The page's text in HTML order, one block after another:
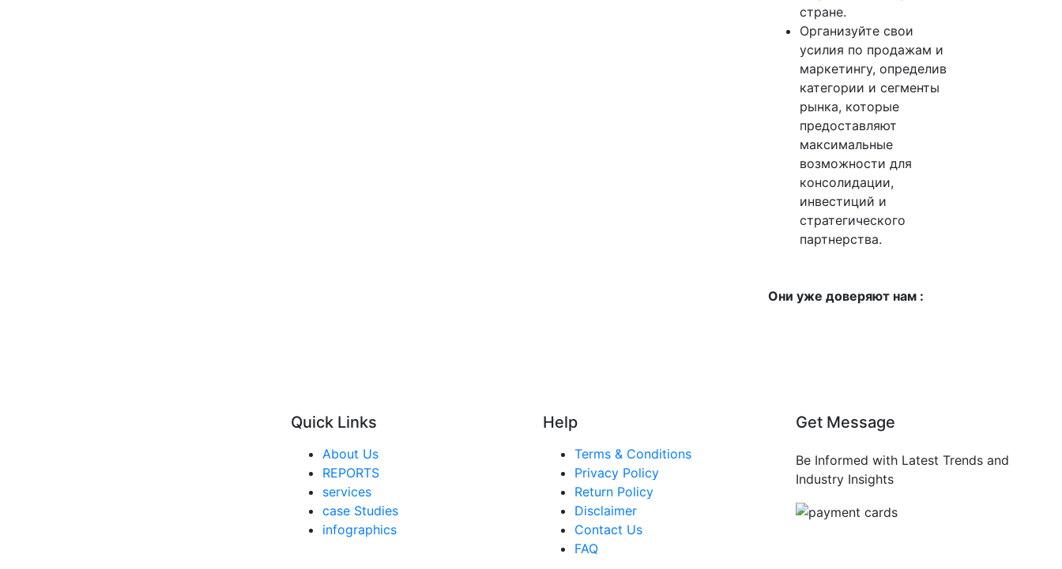
стране.
Организуйте свои
усилия по продажам и
маркетингу, определив
категории и сегменты
рынка, которые
предоставляют
максимальные
возможности для
консолидации,
инвестиций и
стратегического
партнерства.
Они уже доверяют нам :
Quick Links
About Us
REPORTS
services
case Studies
infographics
Help
Terms & Conditions
Privacy Policy
Return Policy
Disclaimer
Contact Us
FAQ
Get Message
Be Informed with Latest Trends and
Industry Insights